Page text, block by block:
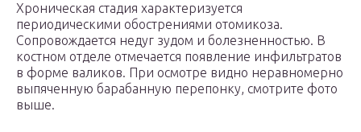
Хроническая стадия характеризуется
периодическими обострениями отомикоза.
Сопровождается недуг зудом и болезненностью. В
костном отделе отмечается появление инфильтратов
в форме валиков. При осмотре видно неравномерно
выпяченную барабанную перепонку, смотрите фото
выше.